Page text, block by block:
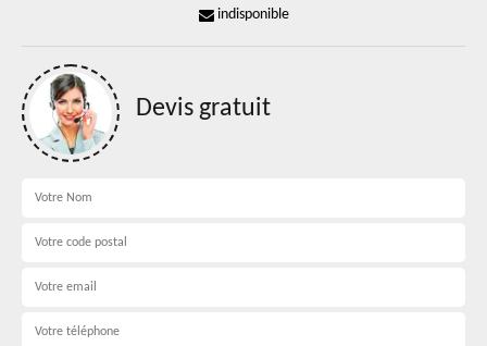
indisponible
Devis gratuit